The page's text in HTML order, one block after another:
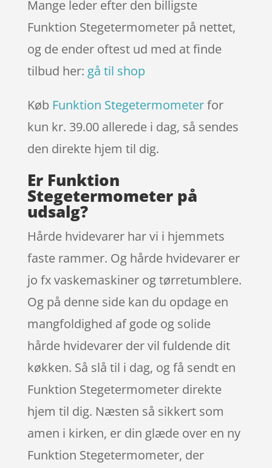
Mange leder efter den billigste
Funktion Stegetermometer på nettet,
og de ender oftest ud med at finde
tilbud her: gå til shop
Køb Funktion Stegetermometerfor
kun kr. 39.00 allerede i dag, så sendes
den direkte hjem til dig.
Er Funktion
Stegetermometer på
udsalg?
Hårde hvidevarer har vi i hjemmets
faste rammer. Og hårde hvidevarer er
jo fx vaskemaskiner og tørretumblere.
Og på denne side kan du opdage en
mangfoldighed af gode og solide
hårde hvidevarer der vil fuldende dit
køkken. Så slå til i dag, og få sendt en
Funktion Stegetermometer direkte
hjem til dig. Næsten så sikkert som
amen i kirken, er din glæde over en ny
Funktion Stegetermometer, der